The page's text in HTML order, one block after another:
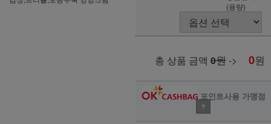
(용량)
총 상품 금액 0원-> 0원
포인트사용 가맹점
?